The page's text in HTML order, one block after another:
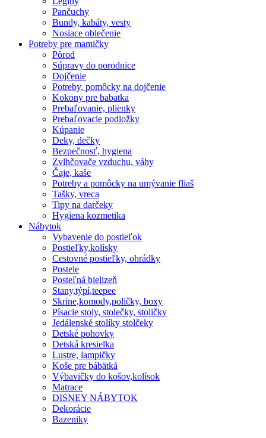
Pančuchy
Bundy, kabáty, vesty
Nosiace oblečenie
Potreby pre mamičky
Pôrod
Súpravy do porodnice
Dojčenie
Potreby, pomôcky na dojčenie
Kokony pre babatka
Prebaľovanie, plienky
Prebaľovacie podložky
Kúpanie
Deky, dečky
Bezpečnosť, hygiena
Zvlhčovače vzduchu, váhy
Čaje, kaše
Potreby a pomôcky na umývanie fliaš
Tašky, vreca
Tipy na darčeky
Hygiena kozmetika
Nábytok
Vybavenie do postieľok
Postieľky,kolísky
Cestovné postieľky, ohrádky
Postele
Posteľná bielizeň
Stany,týpí,teepee
Skrine,komody,poličky, boxy
Písacie stoly, stolečky, stoličky
Jedálenské stolíky stolčeky
Detské pohovky
Detská kresielka
Lustre, lampičky
Koše pre bábätká
Výbavičky do košov,kolísok
Matrace
DISNEY NÁBYTOK
Dekorácie
Bazeniky